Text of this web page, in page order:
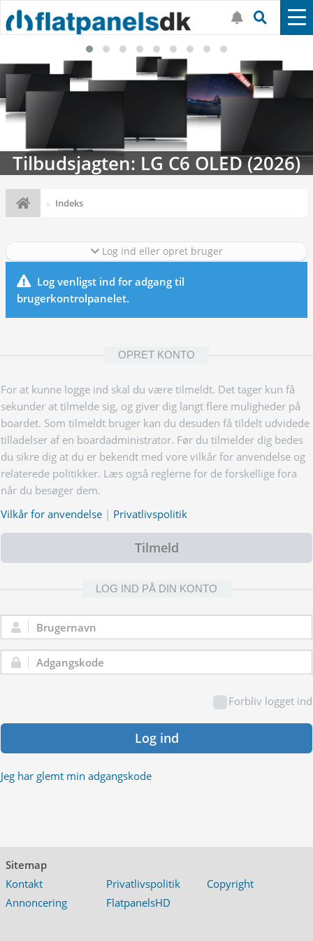
Tilbudsjagten: LG C6 OLED (2026)
Indeks
Log ind eller opret bruger
Log venligst ind for adgang til
brugerkontrolpanelet.
OPRET KONTO
For at kunne logge ind skal du være tilmeldt. Det tager kun få
sekunder at tilmelde sig, og giver dig langt flere muligheder på
boardet. Som tilmeldt bruger kan du desuden få tildelt udvidede
tilladelser af en boardadministrator. Før du tilmelder dig bedes
du sikre dig at du er bekendt med vore vilkår for anvendelse og
relaterede politikker. Læs også reglerne for de forskellige fora
når du besøger dem.
Vilkår for anvendelse | Privatlivspolitik
Tilmeld
LOG IND PÅ DIN KONTO
Brugernavn:
Adgangskode:
Forbliv logget ind
Log ind
Jeg har glemt min adgangskode
Sitemap
Kontakt
Privatlivspolitik
Copyright
Annoncering
FlatpanelsHD